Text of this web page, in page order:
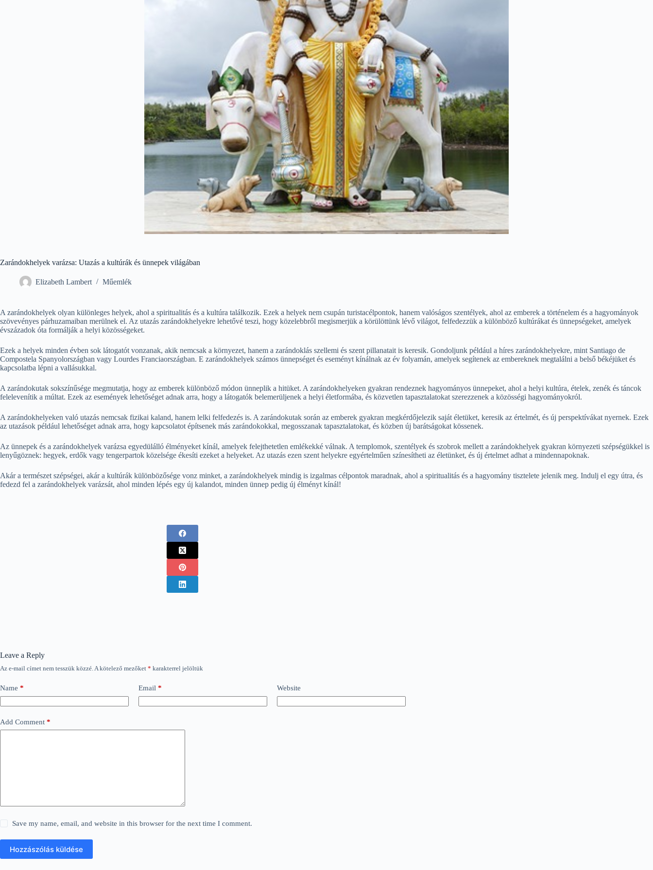
Zarándokhelyek varázsa: Utazás a kultúrák és ünnepek világában
Elizabeth Lambert Műemlék
A zarándokhelyek olyan különleges helyek, ahol a spiritualitás és a kultúra találkozik. Ezek a helyek nem csupán turistacélpontok, hanem valóságos szentélyek, ahol az emberek a történelem és a hagyományok
szövevényes párhuzamaiban merülnek el. Az utazás zarándokhelyekre lehetővé teszi, hogy közelebbről megismerjük a körülöttünk lévő világot, felfedezzük a különböző kultúrákat és ünnepségeket, amelyek
évszázadok óta formálják a helyi közösségeket.
Ezek a helyek minden évben sok látogatót vonzanak, akik nemcsak a környezet, hanem a zarándoklás szellemi és szent pillanatait is keresik. Gondoljunk például a híres zarándokhelyekre, mint Santiago de
Compostela Spanyolországban vagy Lourdes Franciaországban. E zarándokhelyek számos ünnepséget és eseményt kínálnak az év folyamán, amelyek segítenek az embereknek megtalálni a belső békéjüket és
kapcsolatba lépni a vallásukkal.
A zarándokutak sokszínűsége megmutatja, hogy az emberek különböző módon ünneplik a hitüket. A zarándokhelyeken gyakran rendeznek hagyományos ünnepeket, ahol a helyi kultúra, ételek, zenék és táncok
felelevenítik a múltat. Ezek az események lehetőséget adnak arra, hogy a látogatók belemerüljenek a helyi életformába, és közvetlen tapasztalatokat szerezzenek a közösségi hagyományokról.
A zarándokhelyeken való utazás nemcsak fizikai kaland, hanem lelki felfedezés is. A zarándokutak során az emberek gyakran megkérdőjelezik saját életüket, keresik az értelmét, és új perspektívákat nyernek. Ezek
az utazások például lehetőséget adnak arra, hogy kapcsolatot építsenek más zarándokokkal, megosszanak tapasztalatokat, és közben új barátságokat kössenek.
Az ünnepek és a zarándokhelyek varázsa egyedülálló élményeket kínál, amelyek felejthetetlen emlékekké válnak. A templomok, szentélyek és szobrok mellett a zarándokhelyek gyakran környezeti szépségükkel is
lenyűgöznek: hegyek, erdők vagy tengerpartok közelsége ékesíti ezeket a helyeket. Az utazás ezen szent helyekre egyértelműen színesítheti az életünket, és új értelmet adhat a mindennapoknak.
Akár a természet szépségei, akár a kultúrák különbözősége vonz minket, a zarándokhelyek mindig is izgalmas célpontok maradnak, ahol a spiritualitás és a hagyomány tisztelete jelenik meg. Indulj el egy útra, és
fedezd fel a zarándokhelyek varázsát, ahol minden lépés egy új kalandot, minden ünnep pedig új élményt kínál!
Leave a Reply
Az e-mail címet nem tesszük közzé.A kötelező mezőket * karakterrel jelöltük
Name * Email * Website
Add Comment *
Save my name, email, and website in this browser for the next time I comment.
Hozzászólás küldése